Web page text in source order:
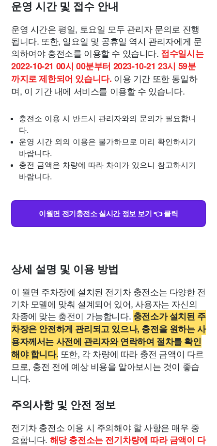
운영 시간 및 접수 안내
운영 시간은 평일, 토요일 모두 관리자 문의로 진행
됩니다. 또한, 일요일 및 공휴일 역시 관리자에게 문
의하여야 충전소를 이용할 수 있습니다. 접수일시는
2022-10-21 00시 00분부터 2023-10-21 23시 59분
까지로 제한되어 있습니다. 이용 기간 또한 동일하
며, 이 기간 내에 서비스를 이용할 수 있습니다.
충전소 이용 시 반드시 관리자와의 문의가 필요합니
다.
운영 시간 외의 이용은 불가하므로 미리 확인하시기
바랍니다.
충전 금액은 차량에 따라 차이가 있으니 참고하시기
바랍니다.
이월면 전기충전소 실시간 정보 보기 👈 클릭
상세 설명 및 이용 방법
이 월면 주차장에 설치된 전기차 충전소는 다양한 전
기차 모델에 맞춰 설계되어 있어, 사용자는 자신의
차종에 맞는 충전이 가능합니다. 충전소가 설치된 주
차장은 안전하게 관리되고 있으나, 충전을 원하는 사
용자께서는 사전에 관리자와 연락하여 절차를 확인
해야 합니다. 또한, 각 차량에 따라 충전 금액이 다르
므로, 충전 전에 예상 비용을 알아보시는 것이 좋습
니다.
주의사항 및 안전 정보
전기차 충전소 이용 시 주의해야 할 사항은 매우 중
요합니다. 해당 충전소는 전기차량에 따라 금액이 다